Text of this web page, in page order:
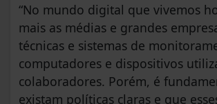
“No mundo digital que vivemos
mais as médias e grandes
técnicas e sistemas de
computadores e dispositivos
colaboradores. Porém, é
existam políticas claras e que